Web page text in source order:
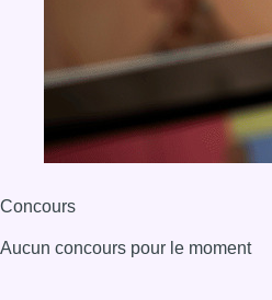
Concours
Aucun concours pour le moment